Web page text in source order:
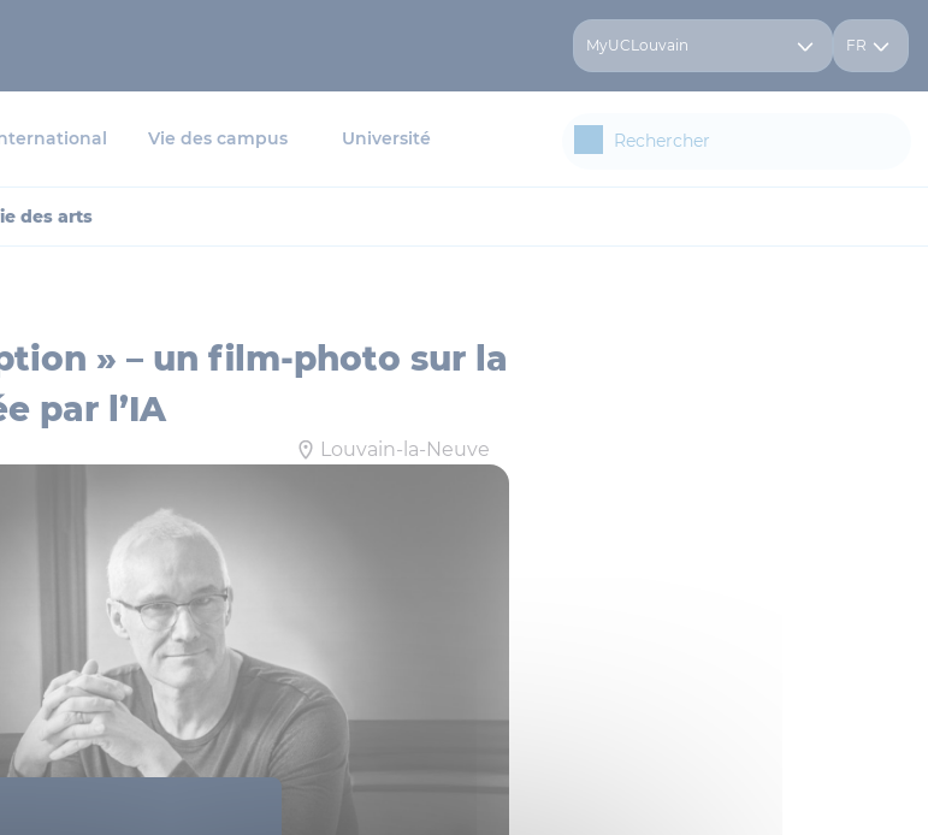
MyUCLouvain FR
Vie des campus Université
des arts
» – un film-photo sur la
par l’IA
Louvain-la-Neuve